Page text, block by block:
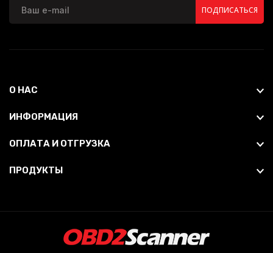
ПОДПИСАТЬСЯ
О НАС
ИНФОРМАЦИЯ
ОПЛАТА И ОТГРУЗКА
ПРОДУКТЫ